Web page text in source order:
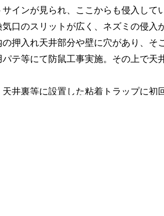
インが見られ、ここからも侵入して
口のスリットが広く、ネズミの侵入
押入れ天井部分や壁に穴があり、そ
テ等にて防鼠工事実施。その上で天
井裏等に設置した粘着トラップに初